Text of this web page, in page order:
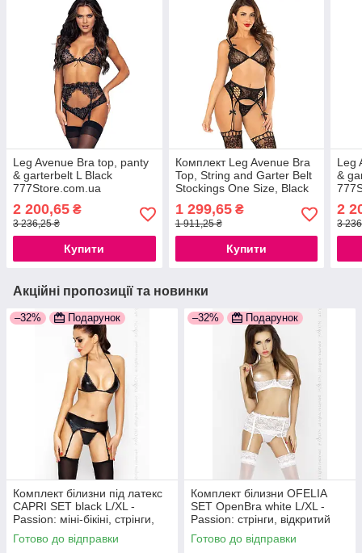
Leg Avenue Bra top, panty
& garterbelt L Black
777Store.com.ua
2 200,65 ₴
3 236,25 ₴
Купити
Комплект Leg Avenue Bra
Top, String and Garter Belt
Stockings One Size, Black
1 299,65₴
1 911,25 ₴
Купити
Leg
&
2
3
Акційні пропозиції та новинки
–32% Подарунок
Комплект білизни під латекс
CAPRI SET black L/XL -
Passion: міні-бікіні, стрінги,
пояс для панчіх
777Store.com.ua
Готово до відправки
–32% Подарунок
Комплект білизни OFELIA
SET OpenBra white L/XL -
Passion: стрінги, відкритий
ліф, широкий пояс
777Store.com.ua
Готово до відправки